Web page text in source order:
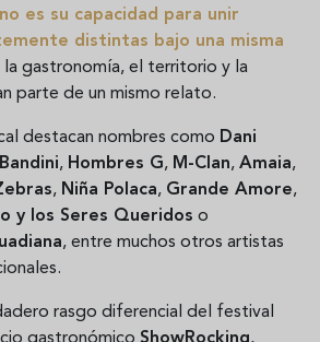
es su capacidad para unir
distintas bajo una misma
la gastronomía, el territorio y la
parte de un mismo relato.
destacan nombres como Dani
, Hombres G, M-Clan, Amaia,
, Niña Polaca, Grande Amore,
y los Seres Queridos o
, entre muchos otros artistas
rasgo diferencial del festival